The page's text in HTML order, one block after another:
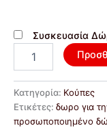
Συσκευασία
Κατηγορία: Κούπες
Ετικέτες: δωρο για
προσωποποιημένο